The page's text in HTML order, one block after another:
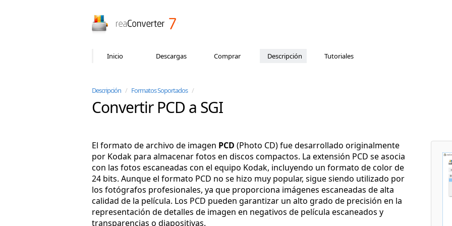
Inicio Descargas Comprar Descripción Tutoriales
Descripción / Formatos Soportados /
Convertir PCD a SGI
El formato de archivo de imagen PCD (Photo CD) fue desarrollado originalmente
por Kodak para almacenar fotos en discos compactos. La extensión PCD se asocia
con las fotos escaneadas con el equipo Kodak, incluyendo un formato de color de
24 bits. Aunque el formato PCD no se hizo muy popular, sigue siendo utilizado por
los fotógrafos profesionales, ya que proporciona imágenes escaneadas de alta
calidad de la película. Los PCD pueden garantizar un alto grado de precisión en la
representación de detalles de imagen en negativos de película escaneados y
transparencias o diapositivas.